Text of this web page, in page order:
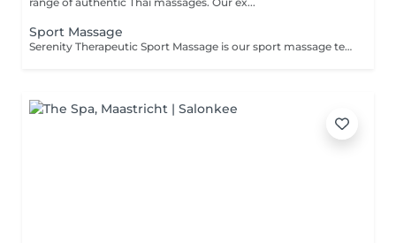
Sport Massage
Serenity Therapeutic Sport Massage is our sport massage technique that focuses on treating soft tissue, aches, pain and injuries that are associated with recreational activities. Massage can reduce muscle stiffness and improve relaxation by reducing heart rate and blood pressure